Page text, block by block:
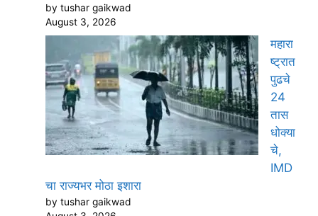
by tushar gaikwad
August 3, 2026
महारा
ष्ट्रात
पुढचे
24
तास
धोक्या
चे,
IMD
चा राज्यभर मोठा इशारा
by tushar gaikwad